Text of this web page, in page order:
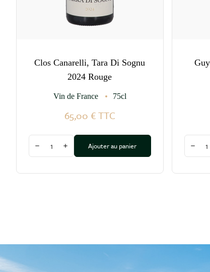
Clos Canarelli, Tara Di Sognu
2024 Rouge
Vin de France 75cl
65,00 €TTC
Diminuer la quantité
Augmenter la quantité
Ajouter au panier